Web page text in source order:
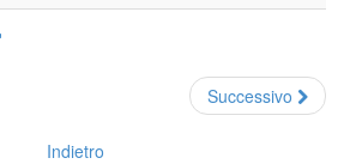
Successivo
Indietro